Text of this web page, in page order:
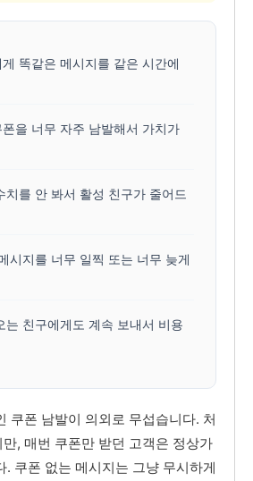
똑같은 메시지를 같은 시간에
을 너무 자주 남발해서 가치가
치를 안 봐서 활성 친구가 줄어드
시지를 너무 일찍 또는 너무 늦게
는 친구에게도 계속 보내서 비용
쿠폰 남발이 의외로 무섭습니다. 처
, 매번 쿠폰만 받던 고객은 정상가
. 쿠폰 없는 메시지는 그냥 무시하게